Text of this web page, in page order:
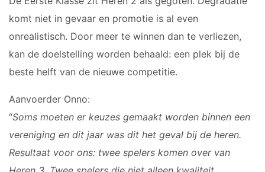
komt niet in gevaar en promotie is al even
onrealistisch. Door meer te winnen dan te verliezen,
kan de doelstelling worden behaald: een plek bij de
beste helft van de nieuwe competitie.
Aanvoerder Onno:
“Soms moeten er keuzes gemaakt worden binnen een
vereniging en dit jaar was dit het geval bij de heren.
Resultaat voor ons: twee spelers komen over van